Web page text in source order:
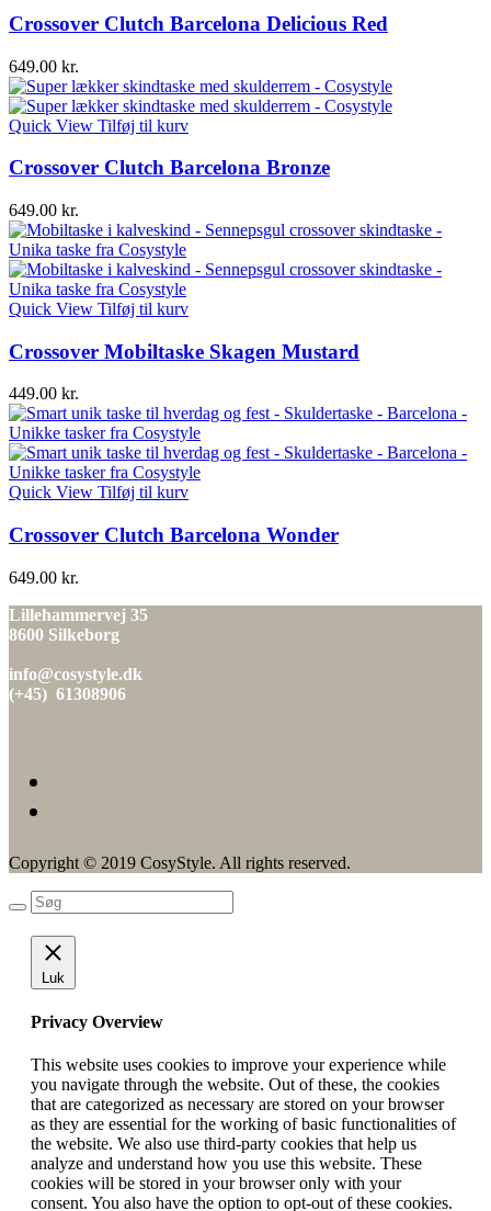
Crossover Clutch Barcelona Delicious Red
649.00 kr.
Quick View Tilføj til kurv
Crossover Clutch Barcelona Bronze
649.00 kr.
Quick View Tilføj til kurv
Crossover Mobiltaske Skagen Mustard
449.00 kr.
Quick View Tilføj til kurv
Crossover Clutch Barcelona Wonder
649.00 kr.
Lillehammervej 35
8600 Silkeborg
info@cosystyle.dk
(+45) 61308906
Copyright © 2019 CosyStyle. All rights reserved.
Luk
Privacy Overview
This website uses cookies to improve your experience while
you navigate through the website. Out of these, the cookies
that are categorized as necessary are stored on your browser
as they are essential for the working of basic functionalities of
the website. We also use third-party cookies that help us
analyze and understand how you use this website. These
cookies will be stored in your browser only with your
consent. You also have the option to opt-out of these cookies.